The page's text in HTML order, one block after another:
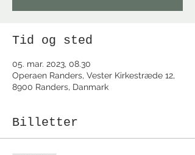
Tid og sted
05. mar. 2023, 08.30
Operaen Randers, Vester Kirkestræde 12,
8900 Randers, Danmark
Billetter